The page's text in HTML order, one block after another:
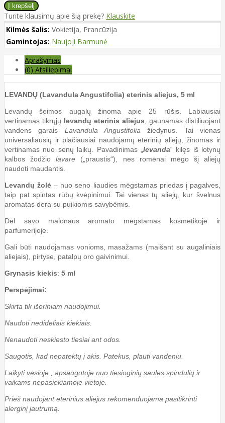
Turite klausimų apie šią prekę? Klauskite
Kilmės šalis: Vokietija, Prancūzija
Gamintojas: Naujoji Barmunė
Aprašymas
(0) Atsiliepimai
LEVANDŲ (Lavandula Angustifolia) eterinis aliejus, 5 ml
Levandų šeimos augalų žinoma apie 25 rūšis. Labiausiai
vertinamas tikrųjų levandų eterinis aliejus , gaunamas distiliuojant
vandens garais Lavandula Angustifolia žiedynus. Tai vienas
universaliausių ir plačiausiai naudojamų eterinių aliejų, žinomas ir
vertinamas nuo senų laikų. Pavadinimas „ levanda“ kilęs iš lotynų
kalbos žodžiolavare („praustis“), nes romėnai mėgo šį aliejų
naudoti maudantis.
Levandų žolė – nuo seno liaudies mėgstamas priedas į pagalves,
taip pat spintas rūbų kvėpinimui. Tai vienas tų aliejų, kur švelnus
aromatas dera su puikiomis savybėmis.
Dėl savo malonaus aromato mėgstamas kosmetikoje ir
parfumerijoje.
Gali būti naudojamas vonioms, masažams (maišant su augaliniais
aliejais), pirtyse, patalpų oro gaivinimui.
Grynasis kiekis: 5 ml
Perspėjimai:
Skirta tik išoriniam naudojimui.
Naudoti nedideliais kiekiais.
Nenaudoti neskiesto tiesiai ant odos.
Saugotis, kad nepatektų į akis. Patekus, plauti vandeniu.
Laikyti vėsioje , apsaugotoje nuo tiesioginių saulės spindulių ir
vaikams nepasiekiamoje vietoje.
Prieš naudojant eterinius aliejus rekomenduojama pasitikrinti
alerginį jautrumą.